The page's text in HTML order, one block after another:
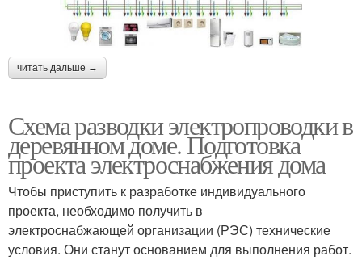
читать дальше →
Схема разводки электропроводки в
деревянном доме. Подготовка
проекта электроснабжения дома
Чтобы приступить к разработке индивидуального
проекта, необходимо получить в
электроснабжающей организации (РЭС) технические
условия. Они станут основанием для выполнения работ.